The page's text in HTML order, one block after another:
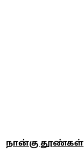
நான்கு தூண்கள்